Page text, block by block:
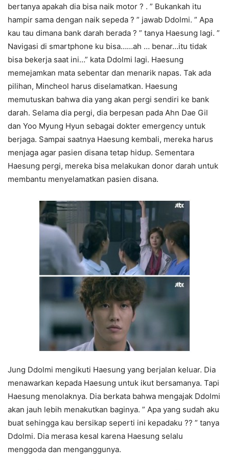
bertanya apakah dia bisa naik motor ? . ” Bukankah itu
hampir sama dengan naik sepeda ? ” jawab Ddolmi. ” Apa
kau tau dimana bank darah berada ? ” tanya Haesung lagi. ”
Navigasi di smartphone ku bisa……ah … benar…itu tidak
bisa bekerja saat ini…” kata Ddolmi lagi. Haesung
memejamkan mata sebentar dan menarik napas. Tak ada
pilihan, Mincheol harus diselamatkan. Haesung
memutuskan bahwa dia yang akan pergi sendiri ke bank
darah. Selama dia pergi, dia berpesan pada Ahn Dae Gil
dan Yoo Myung Hyun sebagai dokter emergency untuk
berjaga. Sampai saatnya Haesung kembali, mereka harus
menjaga agar pasien disana tetap hidup. Sementara
Haesung pergi, mereka bisa melakukan donor darah untuk
membantu menyelamatkan pasien disana.
Jung Ddolmi mengikuti Haesung yang berjalan keluar. Dia
menawarkan kepada Haesung untuk ikut bersamanya. Tapi
Haesung menolaknya. Dia berkata bahwa mengajak Ddolmi
akan jauh lebih menakutkan baginya. ” Apa yang sudah aku
buat sehingga kau bersikap seperti ini kepadaku ?? ” tanya
Ddolmi. Dia merasa kesal karena Haesung selalu
menggoda dan menganggunya.